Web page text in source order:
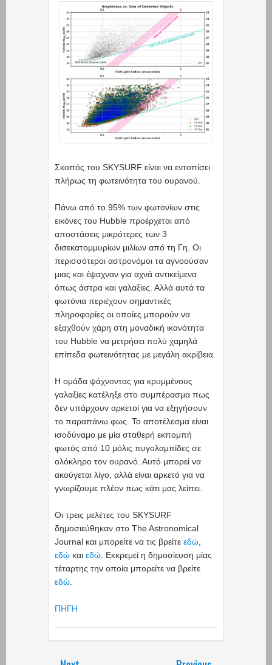
Σκοπός του SKYSURF είναι να εντοπίσει
πλήρως τη φωτεινότητα του ουρανού.
Πάνω από το 95% των φωτονίων στις
εικόνες του Hubble προέρχεται από
αποστάσεις μικρότερες των 3
δισεκατομμυρίων μιλίων από τη Γη. Οι
περισσότεροι αστρονόμοι τα αγνοούσαν
μιας και έψαχναν για αχνά αντικείμενα
όπως άστρα και γαλαξίες. Αλλά αυτά τα
φωτόνια περιέχουν σημαντικές
πληροφορίες οι οποίες μπορούν να
εξαχθούν χάρη στη μοναδική ικανότητα
του Hubble να μετρήσει πολύ χαμηλά
επίπεδα φωτεινότητας με μεγάλη ακρίβεια.
Η ομάδα ψάχνοντας για κρυμμένους
γαλαξίες κατέληξε στο συμπέρασμα πως
δεν υπάρχουν αρκετοί για να εξηγήσουν
το παραπάνω φως. Το αποτέλεσμα είναι
ισοδύναμο με μία σταθερή εκπομπή
φωτός από 10 μόλις πυγολαμπίδες σε
ολόκληρο τον ουρανό. Αυτό μπορεί να
ακούγεται λίγο, αλλά είναι αρκετό για να
γνωρίζουμε πλέον πως κάτι μας λείπει.
Οι τρεις μελέτες του SKYSURF
δημοσιεύθηκαν στο The Astronomical
Journal και μπορείτε να τις βρείτε εδώ,
εδώ και εδώ. Εκκρεμεί η δημοσίευση μίας
τέταρτης την οποία μπορείτε να βρείτε
εδώ.
ΠΗΓΗ